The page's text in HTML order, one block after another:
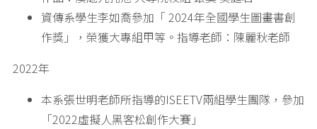
資傳系學生李如喬參加「 2024年全國學生圖畫書創
作獎」，榮獲大專組甲等。指導老師：陳麗秋老師
2022年
本系張世明老師所指導的ISEETV兩組學生團隊，參加
「2022虛擬人黑客松創作大賽」